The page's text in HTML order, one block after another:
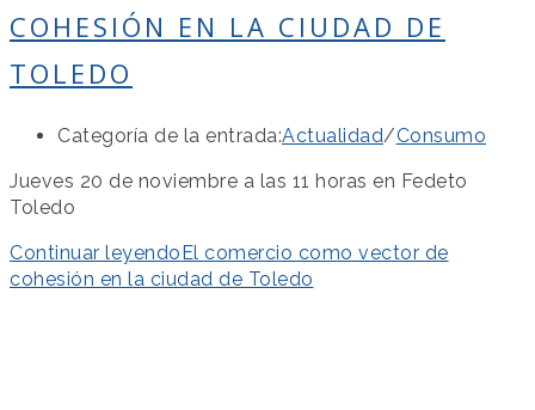
COHESIÓN EN LA CIUDAD DE
TOLEDO
Categoría de la entrada:Actualidad/Consumo
Jueves 20 de noviembre a las 11 horas en Fedeto
Toledo
Continuar leyendo El comercio como vector de
cohesión en la ciudad de Toledo